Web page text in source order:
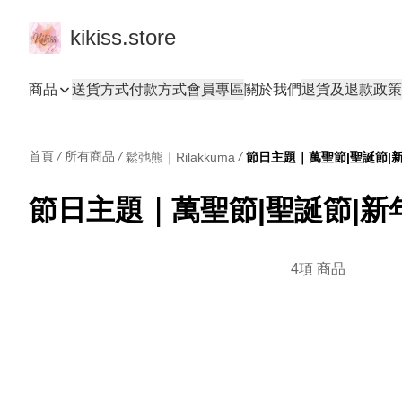
kikiss.store
商品 送貨方式付款方式會員專區關於我們退貨及退款政策
首頁 / 所有商品 / 鬆弛熊｜Rilakkuma / 節日主題｜萬聖節|聖誕節|
節日主題｜萬聖節|聖誕節|新
4項 商品